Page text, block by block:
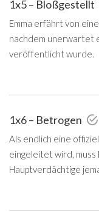
1x5 – Bloßgestellt
Emma erfährt von
nachdem unerwartet
veröffentlicht wurde.
1x6 – Betrogen
Als endlich eine
eingeleitet wird, muss
Hauptverdächtige